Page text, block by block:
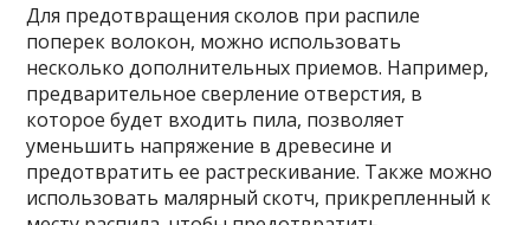
Для предотвращения сколов при распиле
поперек волокон, можно использовать
несколько дополнительных приемов. Например,
предварительное сверление отверстия, в
которое будет входить пила, позволяет
уменьшить напряжение в древесине и
предотвратить ее растрескивание. Также можно
использовать малярный скотч, прикрепленный к